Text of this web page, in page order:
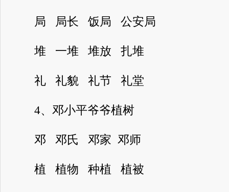
局 局长 饭局 公安局
堆 一堆 堆放 扎堆
礼 礼貌 礼节 礼堂
4、邓小平爷爷植树
邓 邓氏 邓家 邓师
植 植物 种植 植被